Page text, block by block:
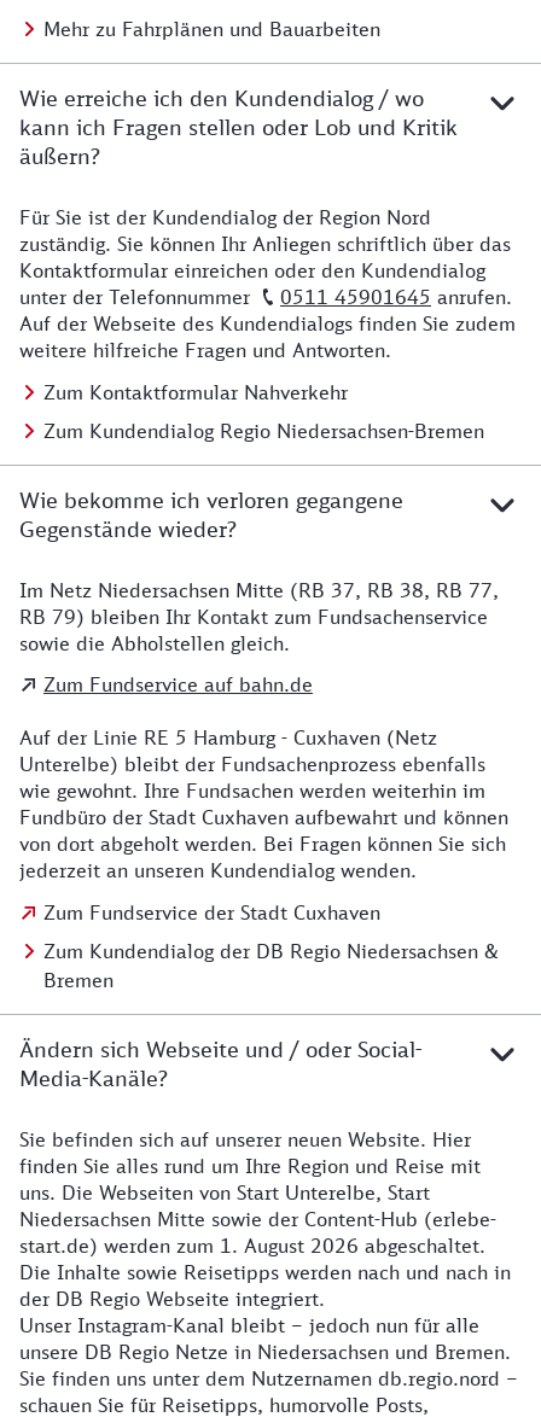
Mehr zu Fahrplänen und Bauarbeiten
Wie erreiche ich den Kundendialog / wo
kann ich Fragen stellen oder Lob und Kritik
äußern?
Details zu Kontakt
Für Sie ist der Kundendialog der Region Nord
zuständig. Sie können Ihr Anliegen schriftlich über das
Kontaktformular einreichen oder den Kundendialog
unter der Telefonnummer
0511 45901645 anrufen.
Auf der Webseite des Kundendialogs finden Sie zudem
weitere hilfreiche Fragen und Antworten.
Zum Kontaktformular Nahverkehr
Zum Kundendialog Regio Niedersachsen-Bremen
Wie bekomme ich verloren gegangene
Gegenstände wieder?
Details zu Kontakt
Im Netz Niedersachsen Mitte (RB 37, RB 38, RB 77,
RB 79) bleiben Ihr Kontakt zum Fundsachenservice
sowie die Abholstellen gleich.
Zum Fundservice auf bahn.de
Auf der Linie RE 5 Hamburg - Cuxhaven (Netz
Unterelbe) bleibt der Fundsachenprozess ebenfalls
wie gewohnt. Ihre Fundsachen werden weiterhin im
Fundbüro der Stadt Cuxhaven aufbewahrt und können
von dort abgeholt werden. Bei Fragen können Sie sich
jederzeit an unseren Kundendialog wenden.
Zum Fundservice der Stadt Cuxhaven
Zum Kundendialog der DB Regio Niedersachsen &
Bremen
Ändern sich Webseite und / oder Social-
Media-Kanäle?
Details zur Website
Sie befinden sich auf unserer neuen Website. Hier
finden Sie alles rund um Ihre Region und Reise mit
uns. Die Webseiten von Start Unterelbe, Start
Niedersachsen Mitte sowie der Content-Hub (erlebe-
start.de) werden zum 1. August 2026 abgeschaltet.
Die Inhalte sowie Reisetipps werden nach und nach in
der DB Regio Webseite integriert.
Unser Instagram-Kanal bleibt – jedoch nun für alle
unsere DB Regio Netze in Niedersachsen und Bremen.
Sie finden uns unter dem Nutzernamen db.regio.nord –
schauen Sie für Reisetipps, humorvolle Posts,